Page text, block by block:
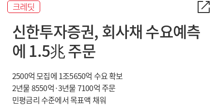
크레딧
신한투자증권, 회사채 수요예측
에 1.5兆 주문
2500억 모집에 1조5650억 수요 확보
2년물 8550억·3년물 7100억 주문
민평금리 수준에서 목표액 채워